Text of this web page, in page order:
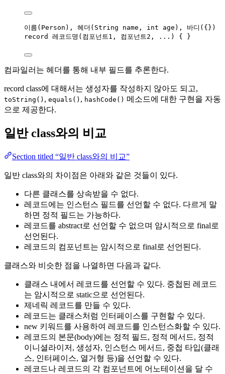
이름(Person), 헤더( String name, int age), 바디({})
record
레코드명 ( 컴포넌트1, 컴포넌트2, ... ) { }
컴파일러는 헤더를 통해 내부 필드를 추론한다.
record class에 대해서는 생성자를 작성하지 않아도 되고,
toString() , equals() , hashCode() 메소드에 대한 구현을 자동
으로 제공한다.
일반 class와의 비교
Section titled “일반 class와의 비교”
일반 class와의 차이점은 아래와 같은 것들이 있다.
다른 클래스를 상속받을 수 없다.
레코드에는 인스턴스 필드를 선언할 수 없다. 다르게 말
하면 정적 필드는 가능하다.
레코드를 abstract로 선언할 수 없으며 암시적으로 final로
선언된다.
레코드의 컴포넌트는 암시적으로 final로 선언된다.
클래스와 비슷한 점을 나열하면 다음과 같다.
클래스 내에서 레코드를 선언할 수 있다. 중첩된 레코드
는 암시적으로 static으로 선언된다.
제네릭 레코드를 만들 수 있다.
레코드는 클래스처럼 인터페이스를 구현할 수 있다.
new 키워드를 사용하여 레코드를 인스턴스화할 수 있다.
레코드의 본문(body)에는 정적 필드, 정적 메서드, 정적
이니셜라이저, 생성자, 인스턴스 메서드, 중첩 타입(클래
스, 인터페이스, 열거형 등)을 선언할 수 있다.
레코드나 레코드의 각 컴포넌트에 어노테이션을 달 수